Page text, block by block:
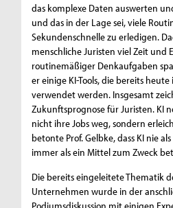
das komplexe Daten auswerten
und das in der Lage sei, viele
Sekundenschnelle zu erledigen.
menschliche Juristen viel Zeit und
routinemäßiger Denkaufgaben
er einige KI-Tools, die bereits
verwendet werden. Insgesamt
Zukunftsprognose für Juristen. KI
nicht ihre Jobs weg, sondern
betonte Prof. Gelbke, dass KI nie
immer als ein Mittel zum Zweck
Die bereits eingeleitete Thematik
Unternehmen wurde in der